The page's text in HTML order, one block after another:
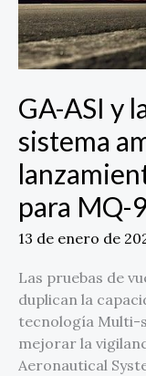
GA-ASI y
sistema
para MQ-
13 de enero de
Las pruebas de
duplican la
tecnología Multi-
mejorar la
Aeronautical
de
lanzamiento
de
para
MQ-
9B
SeaGuardian®